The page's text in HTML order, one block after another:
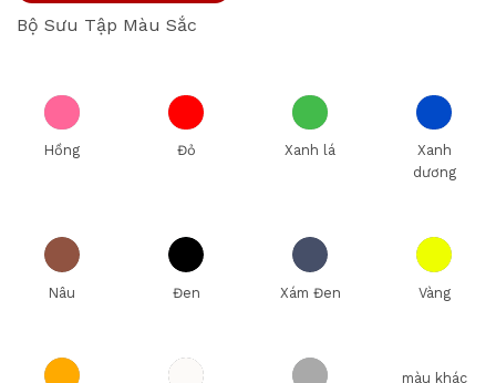
Bộ Sưu Tập Màu Sắc
Hồng Đỏ Xanh lá
Xanh
dương
Nâu Đen Xám Đen Vàng
màu khác